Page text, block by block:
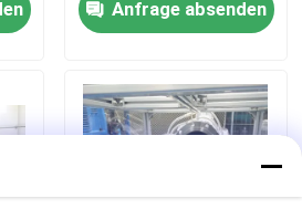
Anfrage absenden